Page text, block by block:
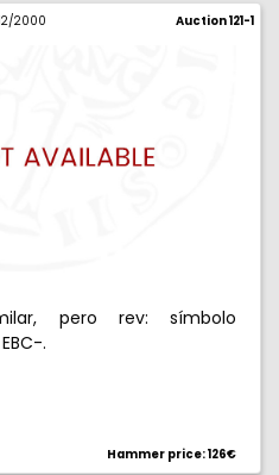
2000 Auction 121-1
pero rev: símbolo
.
Hammer price: 126€